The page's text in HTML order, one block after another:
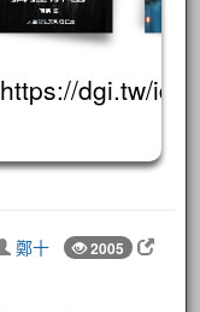
https://dgi.tw/id/
鄭十 2005